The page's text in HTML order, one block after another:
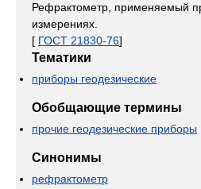
Рефрактометр, применяемый
измерениях.
[ ГОСТ 21830-76]
Тематики
приборы геодезические
Обобщающие термины
прочие геодезические приборы
Синонимы
рефрактометр